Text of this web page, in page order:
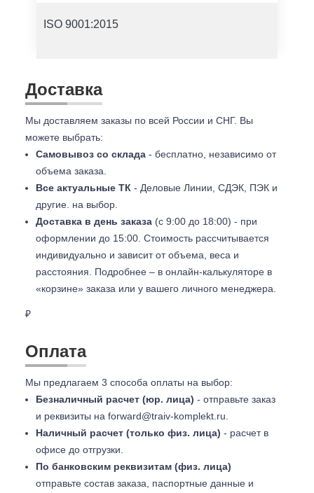
ISO 9001:2015
Доставка
Мы доставляем заказы по всей России и СНГ. Вы
можете выбрать:
Самовывоз со склада - бесплатно, независимо от
объема заказа.
Все актуальные ТК - Деловые Линии, СДЭК, ПЭК и
другие. на выбор.
Доставка в день заказа (с 9:00 до 18:00) - при
оформлении до 15:00. Стоимость рассчитывается
индивидуально и зависит от объема, веса и
расстояния. Подробнее – в онлайн-калькуляторе в
«корзине» заказа или у вашего личного менеджера.
₽
Оплата
Мы предлагаем 3 способа оплаты на выбор:
Безналичный расчет (юр. лица) - отправьте заказ
и реквизиты на forward@traiv-komplekt.ru
Наличный расчет (только физ. лица) - расчет в
офисе до отгрузки.
По банковским реквизитам (физ. лица)
отправьте состав заказа, паспортные данные и